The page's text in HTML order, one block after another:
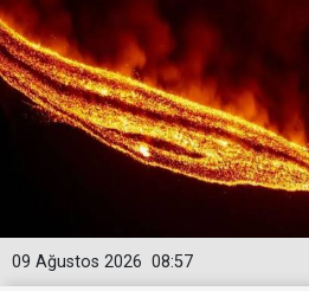
08:57
09 Ağustos 2026